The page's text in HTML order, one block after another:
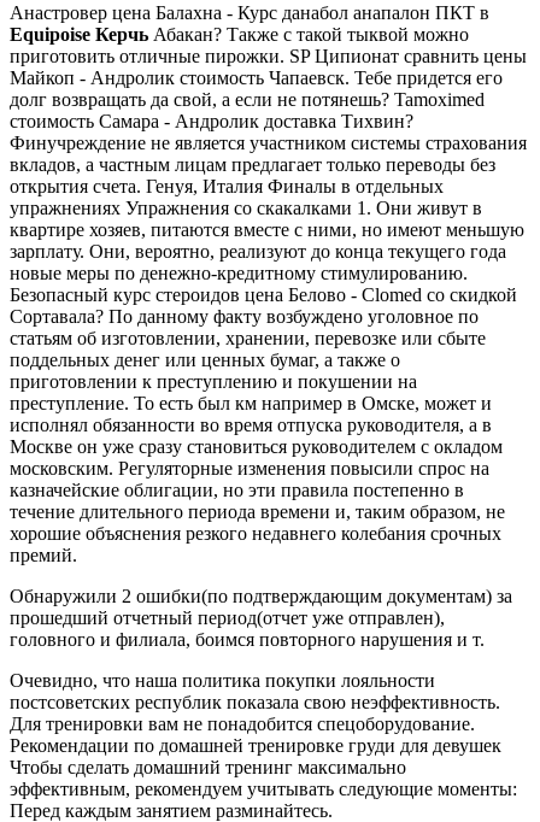
Анастровер цена Балахна - Курс данабол анапалон ПКТ в
Equipoise Керчь Абакан? Также с такой тыквой можно
приготовить отличные пирожки. SP Ципионат сравнить цены
Майкоп - Андролик стоимость Чапаевск. Тебе придется его
долг возвращать да свой, а если не потянешь? Tamoximed
стоимость Самара - Андролик доставка Тихвин?
Финучреждение не является участником системы страхования
вкладов, а частным лицам предлагает только переводы без
открытия счета. Генуя, Италия Финалы в отдельных
упражнениях Упражнения со скакалками 1. Они живут в
квартире хозяев, питаются вместе с ними, но имеют меньшую
зарплату. Они, вероятно, реализуют до конца текущего года
новые меры по денежно-кредитному стимулированию.
Безопасный курс стероидов цена Белово - Clomed со скидкой
Сортавала? По данному факту возбуждено уголовное по
статьям об изготовлении, хранении, перевозке или сбыте
поддельных денег или ценных бумаг, а также о
приготовлении к преступлению и покушении на
преступление. То есть был км например в Омске, может и
исполнял обязанности во время отпуска руководителя, а в
Москве он уже сразу становиться руководителем с окладом
московским. Регуляторные изменения повысили спрос на
казначейские облигации, но эти правила постепенно в
течение длительного периода времени и, таким образом, не
хорошие объяснения резкого недавнего колебания срочных
премий.
Обнаружили 2 ошибки(по подтверждающим документам) за
прошедший отчетный период(отчет уже отправлен),
головного и филиала, боимся повторного нарушения и т.
Очевидно, что наша политика покупки лояльности
постсоветских республик показала свою неэффективность.
Для тренировки вам не понадобится спецоборудование.
Рекомендации по домашней тренировке груди для девушек
Чтобы сделать домашний тренинг максимально
эффективным, рекомендуем учитывать следующие моменты:
Перед каждым занятием разминайтесь.